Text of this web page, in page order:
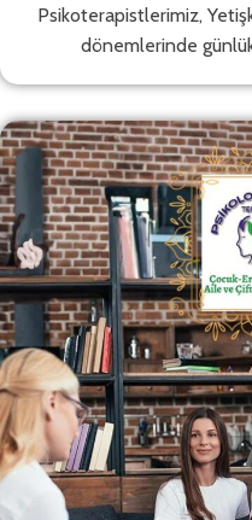
Psikoterapistlerimiz,
dönemlerinde